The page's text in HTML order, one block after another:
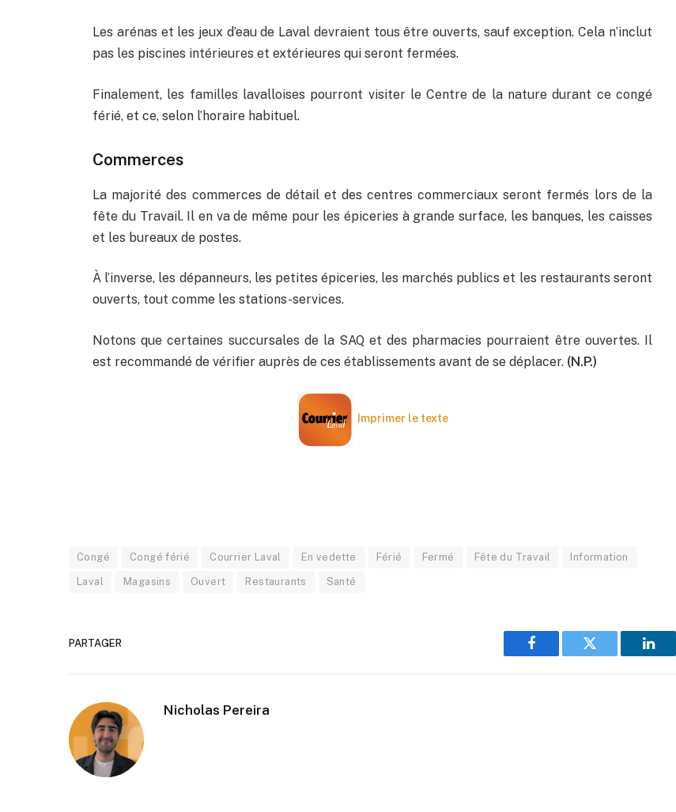
Les arénas et les jeux d’eau de Laval devraient tous être ouverts, sauf exception. Cela n’inclut
pas les piscines intérieures et extérieures qui seront fermées.
Finalement, les familles lavalloises pourront visiter le Centre de la nature durant ce congé
férié, et ce, selon l’horaire habituel.
Commerces
La majorité des commerces de détail et des centres commerciaux seront fermés lors de la
fête du Travail. Il en va de même pour les épiceries à grande surface, les banques, les caisses
et les bureaux de postes.
À l’inverse, les dépanneurs, les petites épiceries, les marchés publics et les restaurants seront
ouverts, tout comme les stations-services.
Notons que certaines succursales de la SAQ et des pharmacies pourraient être ouvertes. Il
est recommandé de vérifier auprès de ces établissements avant de se déplacer. (N.P.)
Imprimer le texte
Congé Congé férié Courrier Laval En vedette Férié Fermé Fête du Travail Information
Laval Magasins Ouvert Restaurants Santé
PARTAGER
Facebook Twitter
Nicholas Pereira